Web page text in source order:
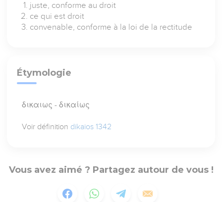
juste, conforme au droit
ce qui est droit
convenable, conforme à la loi de la rectitude
Étymologie
δικαιως - δικαίως
Voir définition dikaios 1342
Vous avez aimé ? Partagez autour de vous !